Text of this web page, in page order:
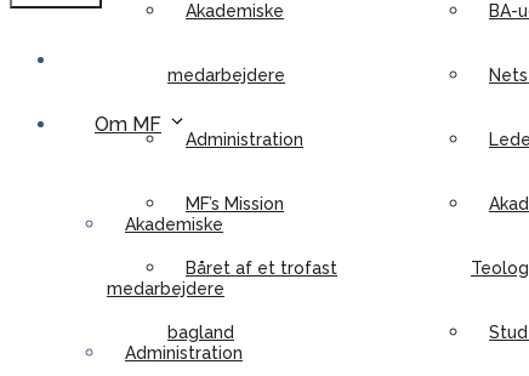
Akademiske
medarbejdere
Administration
MF’s Mission
Båret af et trofast
bagland
BA-
Om MF
Akademiske
medarbejdere
Administration